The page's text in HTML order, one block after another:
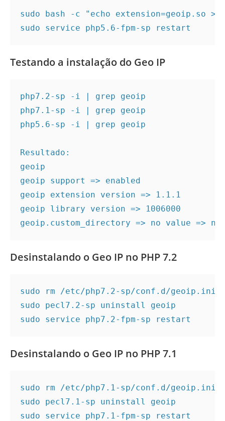
sudo bash -c "echo extension=geoip.so
sudo service php5.6-fpm-sp restart
Testando a instalação do Geo IP
php7.2-sp -i | grep geoip
php7.1-sp -i | grep geoip
php5.6-sp -i | grep geoip
Resultado:
geoip
geoip support => enabled
geoip extension version => 1.1.1
geoip library version => 1006000
geoip.custom_directory => no value => no
Desinstalando o Geo IP no PHP 7.2
sudo rm /etc/php7.2-sp/conf.d/geoip.ini
sudo pecl7.2-sp uninstall geoip
sudo service php7.2-fpm-sp restart
Desinstalando o Geo IP no PHP 7.1
sudo rm /etc/php7.1-sp/conf.d/geoip.ini
sudo pecl7.1-sp uninstall geoip
sudo service php7.1-fpm-sp restart